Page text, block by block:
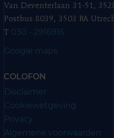
Van Deventerlaan 31-51,
Postbus 8039, 3503 RA
T 030 - 2916916
Google maps
COLOFON
Disclaimer
Cookiewetgeving
Privacy
Algemene voorwaarden